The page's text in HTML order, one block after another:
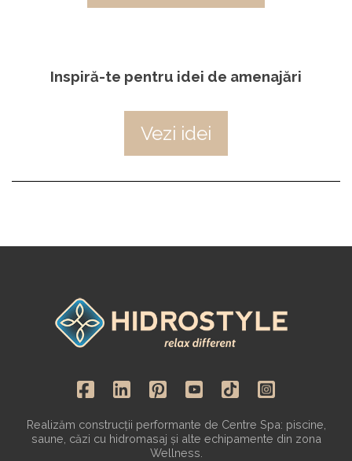
Inspiră-te pentru idei de amenajări
Vezi idei
Realizăm construcții performante de Centre Spa: piscine,
saune, căzi cu hidromasaj și alte echipamente din zona
Wellness.